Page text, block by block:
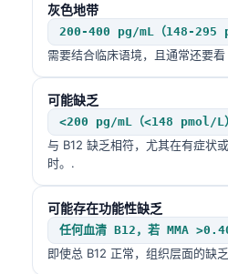
灰色地带
200-400 pg/mL（148-295
需要结合临床语境，且通常还要
可能缺乏
<200 pg/mL（<148 pmol/L
与 B12 缺乏相符，尤其在有症状
时。.
可能存在功能性缺乏
任何血清 B12，若 MMA
即使总 B12 正常，组织层面的缺